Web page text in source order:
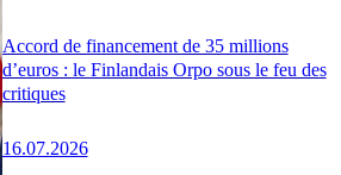
Accord de financement de 35 millions
d’euros : le Finlandais Orpo sous le feu des
critiques
16.07.2026